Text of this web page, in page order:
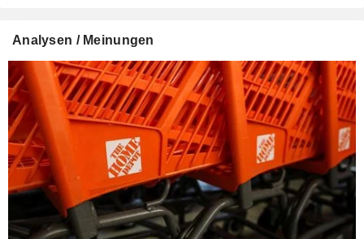
Analysen / Meinungen